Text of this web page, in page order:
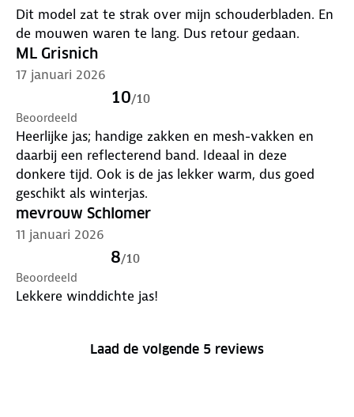
Dit model zat te strak over mijn schouderbladen. En
de mouwen waren te lang. Dus retour gedaan.
ML Grisnich
17 januari 2026
10/10
Beoordeeld
Heerlijke jas; handige zakken en mesh-vakken en
daarbij een reflecterend band. Ideaal in deze
donkere tijd. Ook is de jas lekker warm, dus goed
geschikt als winterjas.
mevrouw Schlomer
11 januari 2026
8/10
Beoordeeld
Lekkere winddichte jas!
Laad de volgende 5 reviews